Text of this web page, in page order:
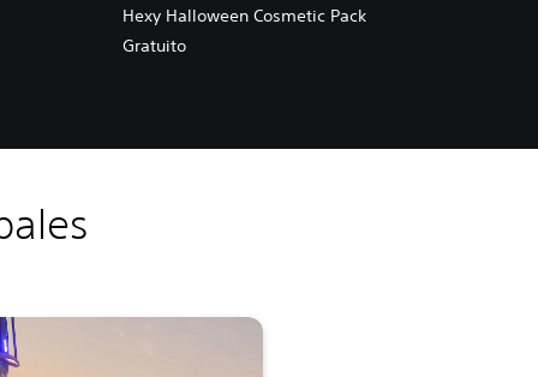
Hexy Halloween Cosmetic Pack
Gratuito